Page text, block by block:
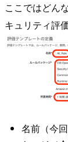
ここではどん
キュリティ評
名前（今